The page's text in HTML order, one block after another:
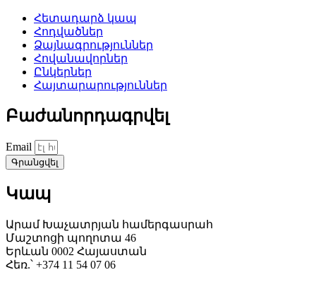
Հետադարձ կապ
Հոդվածներ
Ձայնագրություններ
Հովանավորներ
Ընկերներ
Հայտարարություններ
Բաժանորդագրվել
Email
Գրանցվել
Կապ
Արամ Խաչատրյան համերգասրահ
Մաշտոցի պողոտա 46
Երևան 0002 Հայաստան
Հեռ.՝ +374 11 54 07 06